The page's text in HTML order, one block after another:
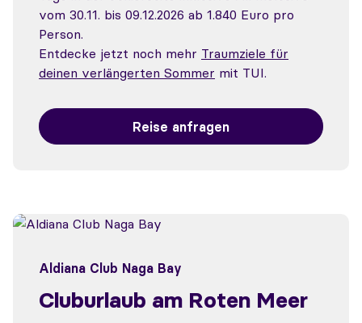
vom 30.11. bis 09.12.2026 ab 1.840 Euro pro
Person.
Entdecke jetzt noch mehr Traumziele für
deinen verlängerten Sommer mit TUI.
Reise anfragen
Aldiana Club Naga Bay
Cluburlaub am Roten Meer